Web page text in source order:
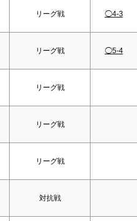
リーグ戦 ◯4-3
リーグ戦 ◯5-4
リーグ戦
リーグ戦
リーグ戦
対抗戦